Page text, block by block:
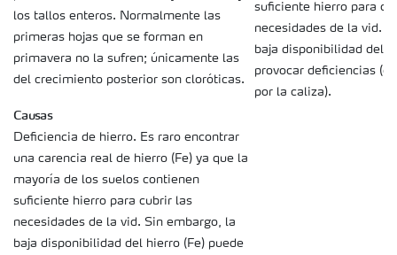
los tallos enteros. Normalmente las
primeras hojas que se forman en
primavera no la sufren; únicamente las
del crecimiento posterior son cloróticas.
Causas
Deficiencia de hierro. Es raro encontrar
una carencia real de hierro (Fe) ya que la
mayoría de los suelos contienen
suficiente hierro para cubrir las
necesidades de la vid. Sin embargo, la
baja disponibilidad del hierro (Fe) puede
suficiente hierro para
necesidades de la vid.
baja disponibilidad del
provocar deficiencias
por la caliza).